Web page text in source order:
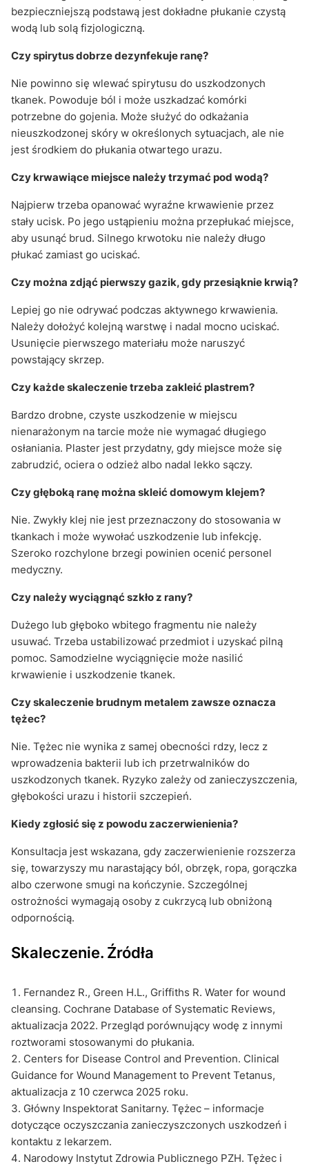
bezpieczniejszą podstawą jest dokładne płukanie czystą
wodą lub solą fizjologiczną.
Czy spirytus dobrze dezynfekuje ranę?
Nie powinno się wlewać spirytusu do uszkodzonych
tkanek. Powoduje ból i może uszkadzać komórki
potrzebne do gojenia. Może służyć do odkażania
nieuszkodzonej skóry w określonych sytuacjach, ale nie
jest środkiem do płukania otwartego urazu.
Czy krwawiące miejsce należy trzymać pod wodą?
Najpierw trzeba opanować wyraźne krwawienie przez
stały ucisk. Po jego ustąpieniu można przepłukać miejsce,
aby usunąć brud. Silnego krwotoku nie należy długo
płukać zamiast go uciskać.
Czy można zdjąć pierwszy gazik, gdy przesiąknie krwią?
Lepiej go nie odrywać podczas aktywnego krwawienia.
Należy dołożyć kolejną warstwę i nadal mocno uciskać.
Usunięcie pierwszego materiału może naruszyć
powstający skrzep.
Czy każde skaleczenie trzeba zakleić plastrem?
Bardzo drobne, czyste uszkodzenie w miejscu
nienarażonym na tarcie może nie wymagać długiego
osłaniania. Plaster jest przydatny, gdy miejsce może się
zabrudzić, ociera o odzież albo nadal lekko sączy.
Czy głęboką ranę można skleić domowym klejem?
Nie. Zwykły klej nie jest przeznaczony do stosowania w
tkankach i może wywołać uszkodzenie lub infekcję.
Szeroko rozchylone brzegi powinien ocenić personel
medyczny.
Czy należy wyciągnąć szkło z rany?
Dużego lub głęboko wbitego fragmentu nie należy
usuwać. Trzeba ustabilizować przedmiot i uzyskać pilną
pomoc. Samodzielne wyciągnięcie może nasilić
krwawienie i uszkodzenie tkanek.
Czy skaleczenie brudnym metalem zawsze oznacza
tężec?
Nie. Tężec nie wynika z samej obecności rdzy, lecz z
wprowadzenia bakterii lub ich przetrwalników do
uszkodzonych tkanek. Ryzyko zależy od zanieczyszczenia,
głębokości urazu i historii szczepień.
Kiedy zgłosić się z powodu zaczerwienienia?
Konsultacja jest wskazana, gdy zaczerwienienie rozszerza
się, towarzyszy mu narastający ból, obrzęk, ropa, gorączka
albo czerwone smugi na kończynie. Szczególnej
ostrożności wymagają osoby z cukrzycą lub obniżoną
odpornością.
Skaleczenie. Źródła
Fernandez R., Green H.L., Griffiths R. Water for wound
cleansing. Cochrane Database of Systematic Reviews,
aktualizacja 2022. Przegląd porównujący wodę z innymi
roztworami stosowanymi do płukania.
Centers for Disease Control and Prevention. Clinical
Guidance for Wound Management to Prevent Tetanus,
aktualizacja z 10 czerwca 2025 roku.
Główny Inspektorat Sanitarny. Tężec – informacje
dotyczące oczyszczania zanieczyszczonych uszkodzeń i
kontaktu z lekarzem.
Narodowy Instytut Zdrowia Publicznego PZH. Tężec i